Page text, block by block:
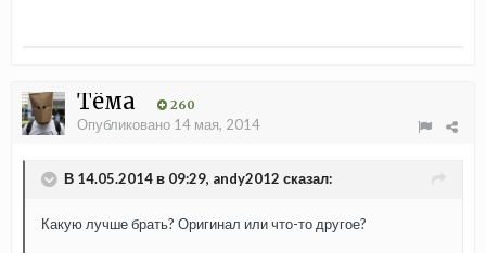
Тёма 260
Опубликовано 14 мая, 2014
В 14.05.2014 в 09:29, andy2012 сказал:
Какую лучше брать? Оригинал или что-то другое?